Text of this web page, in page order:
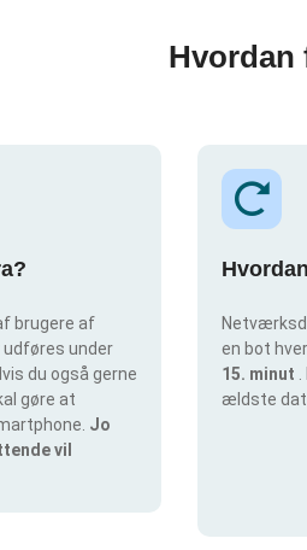
Hvordan
brugere af
under
du også gerne
gøre at
Jo
vil
en bot
15. minut
ældste